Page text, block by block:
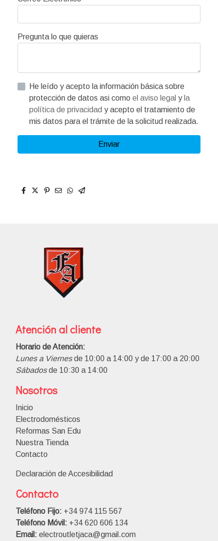
Pregunta lo que quieras
He leído y acepto la información básica sobre
protección de datos asi como el aviso legal y la
política de privacidad y acepto el tratamiento de
mis datos para el trámite de la solicitud realizada.
Enviar
Atención al cliente
Horario de Atención:
Lunes a Viernesde 10:00 a 14:00 y de 17:00 a 20:00
Sábadosde 10:30 a 14:00
Nosotros
Inicio
Electrodomésticos
Reformas San Edu
Nuestra Tienda
Contacto
Declaración de Accesibilidad
Contacto
Teléfono Fijo: +34 974 115 567
Teléfono Móvil: +34 620 606 134
Email: electroutletjaca@gmail.com